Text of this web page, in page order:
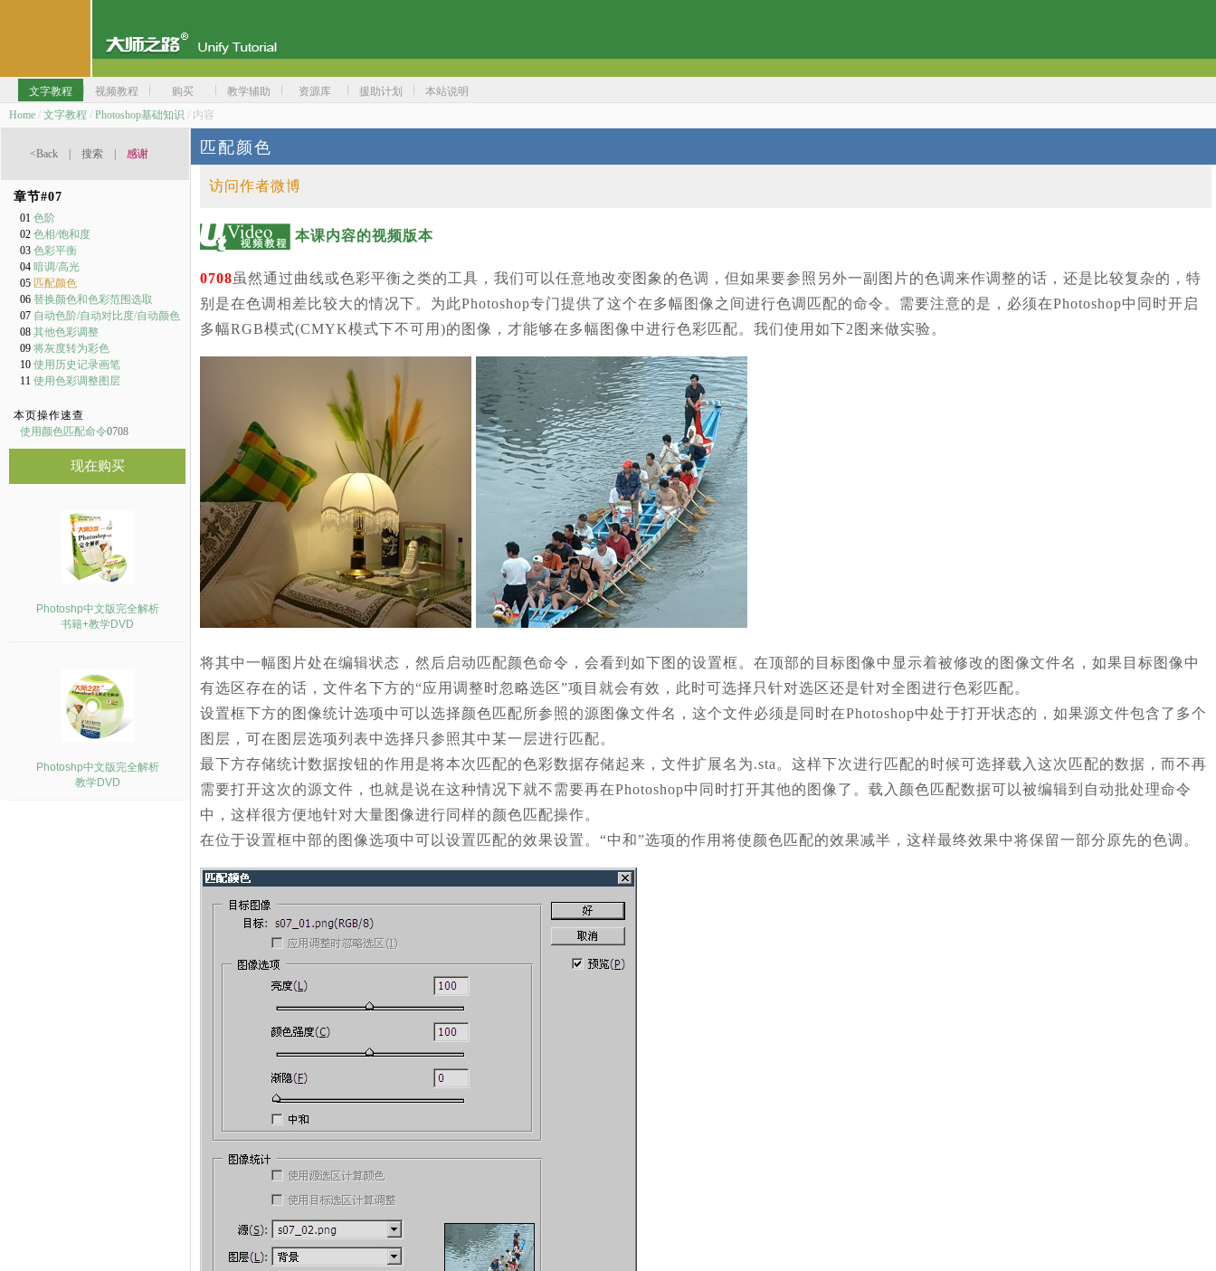
文字教程 视频教程 购买 教学辅助 资源库 援助计划
本站说明
Home / 文字教程 / Photoshop基础知识 / 内容
<Back 搜索 感谢
章节#07
01 色阶
02 色相/饱和度
03 色彩平衡
04 暗调/高光
05 匹配颜色
06 替换颜色和色彩范围选取
07 自动色阶/自动对比度/自动颜色
08 其他色彩调整
09 将灰度转为彩色
10 使用历史记录画笔
11 使用色彩调整图层
本页操作速查
使用颜色匹配命令0708
现在购买
Photoshp中文版完全解析
书籍+教学DVD
Photoshp中文版完全解析
教学DVD
匹配颜色
访问作者微博
本课内容的视频版本
0708虽然通过曲线或色彩平衡之类的工具，我们可以任意地改变图象的色调，但如果要参照另外一副图片的色调来作调整的话，还是比较复杂的，特
别是在色调相差比较大的情况下。为此Photoshop专门提供了这个在多幅图像之间进行色调匹配的命令。需要注意的是，必须在Photoshop中同时开启
多幅RGB模式(CMYK模式下不可用)的图像，才能够在多幅图像中进行色彩匹配。我们使用如下2图来做实验。
将其中一幅图片处在编辑状态，然后启动匹配颜色命令，会看到如下图的设置框。在顶部的目标图像中显示着被修改的图像文件名，如果目标图像中
有选区存在的话，文件名下方的“应用调整时忽略选区”项目就会有效，此时可选择只针对选区还是针对全图进行色彩匹配。
设置框下方的图像统计选项中可以选择颜色匹配所参照的源图像文件名，这个文件必须是同时在Photoshop中处于打开状态的，如果源文件包含了多个
图层，可在图层选项列表中选择只参照其中某一层进行匹配。
最下方存储统计数据按钮的作用是将本次匹配的色彩数据存储起来，文件扩展名为.sta。这样下次进行匹配的时候可选择载入这次匹配的数据，而不再
需要打开这次的源文件，也就是说在这种情况下就不需要再在Photoshop中同时打开其他的图像了。载入颜色匹配数据可以被编辑到自动批处理命令
中，这样很方便地针对大量图像进行同样的颜色匹配操作。
在位于设置框中部的图像选项中可以设置匹配的效果设置。“中和”选项的作用将使颜色匹配的效果减半，这样最终效果中将保留一部分原先的色调。